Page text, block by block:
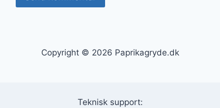
Copyright © 2026 Paprikagryde.dk
Teknisk support: